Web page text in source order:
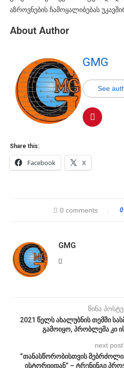
აზროვნების ჩამოყალიბებას
About Author
GMG
See
Share this:
Facebook X
0 comments 0
GMG
წინა
2021 წელს ახალუბნის თემში
გამოიყო, პრობლემა კი
next post
“თანასწორობისთვის
ისტორიიდან” – ტრენინგი